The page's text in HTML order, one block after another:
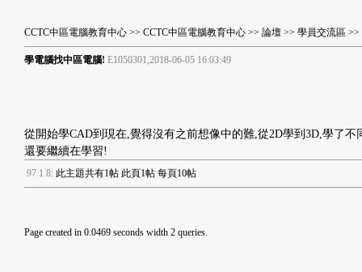
CCTC中區電腦教育中心 >> CCTC中區電腦教育中心 >> 論壇 >> 學員交流區 >>
學電腦找中區電腦! E1050301,2018-06-05 16:03:49
從開始學CAD到現在,覺得沒有之前想像中的難,從2D學到3D,學了
還要繼續在學習!
97 1 8: 此主題共有1帖 此頁1帖 每頁10帖
Page created in 0.0469 seconds width 2 queries.